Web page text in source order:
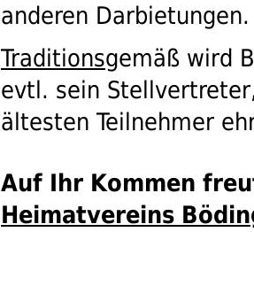
anderen Darbietungen.
Traditionsgemäß wird
evtl. sein
ältesten Teilnehmer
Auf Ihr Kommen
Heimatvereins